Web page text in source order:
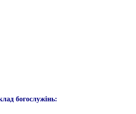
богослужінь: